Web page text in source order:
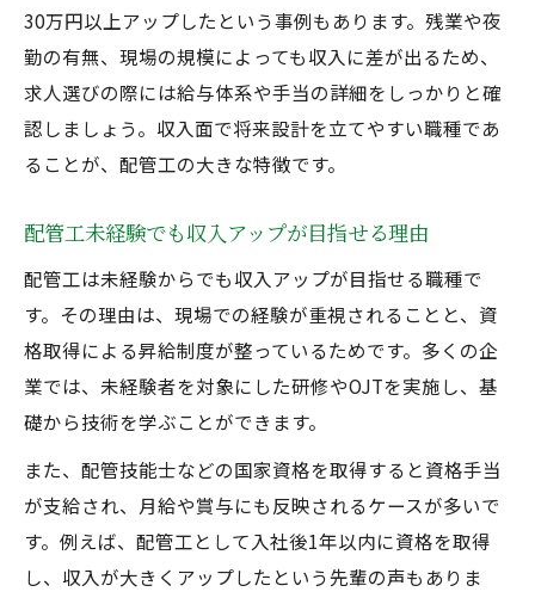
30万円以上アップしたという事例もあります。残業や夜
勤の有無、現場の規模によっても収入に差が出るため、
求人選びの際には給与体系や手当の詳細をしっかりと確
認しましょう。収入面で将来設計を立てやすい職種であ
ることが、配管工の大きな特徴です。
配管工未経験でも収入アップが目指せる理由
配管工は未経験からでも収入アップが目指せる職種で
す。その理由は、現場での経験が重視されることと、資
格取得による昇給制度が整っているためです。多くの企
業では、未経験者を対象にした研修やOJTを実施し、基
礎から技術を学ぶことができます。
また、配管技能士などの国家資格を取得すると資格手当
が支給され、月給や賞与にも反映されるケースが多いで
す。例えば、配管工として入社後1年以内に資格を取得
し、収入が大きくアップしたという先輩の声もありま